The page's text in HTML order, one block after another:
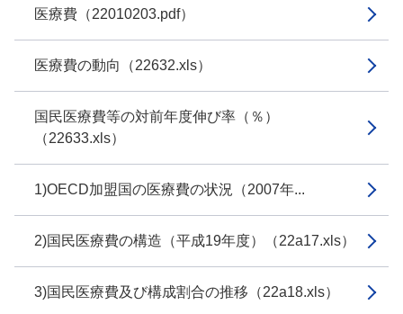
医療費（22010203.pdf）
医療費の動向（22632.xls）
国民医療費等の対前年度伸び率（％）
（22633.xls）
1)OECD加盟国の医療費の状況（2007年...
2)国民医療費の構造（平成19年度）（22a17.xls）
3)国民医療費及び構成割合の推移（22a18.xls）